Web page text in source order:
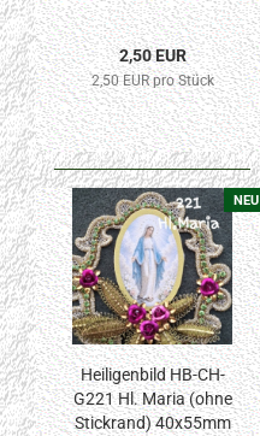
2,50 EUR
2,50 EUR pro Stück
NEU
Heiligenbild HB-CH-
G221 Hl. Maria (ohne
Stickrand) 40x55mm